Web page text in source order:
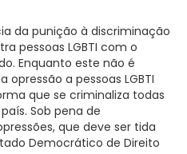
da punição à discriminação
pessoas LGBTI com o
Enquanto este não é
a pessoas LGBTI
que se criminaliza todas
Sob pena de
que deve ser tida
Democrático de Direito